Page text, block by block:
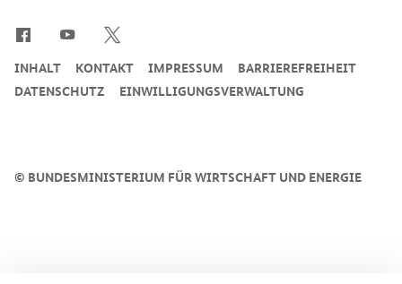
© BUNDESMINISTERIUM FÜR WIRTSCHAFT UND ENERGIE
INHALT KONTAKT IMPRESSUM
BARRIEREFREIHEIT
DATENSCHUTZ
EINWILLIGUNGSVERWALTUNG